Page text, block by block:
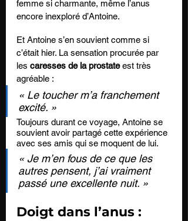
femme si charmante, même l’anus
encore inexploré d’Antoine.
Et Antoine s’en souvient comme si
c’était hier. La sensation procurée par
les caresses de la prostate est très
agréable :
« Le toucher m’a franchement
excité. »
Toujours durant ce voyage, Antoine se
souvient avoir partagé cette expérience
avec ses amis qui se moquent de lui.
« Je m’en fous de ce que les
autres pensent, j’ai vraiment
passé une excellente nuit. »
Doigt dans l’anus :